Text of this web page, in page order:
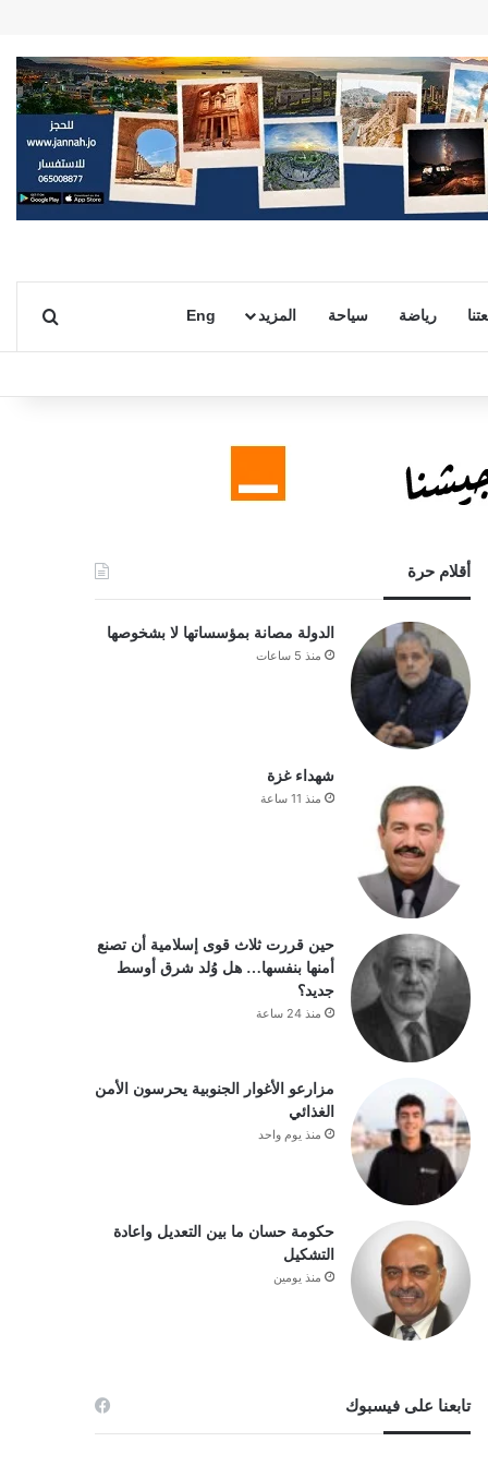
رياضة سياحة المزيد Eng بحث
أقلام حرة
الدولة مصانة بمؤسساتها لا بشخوصها
منذ 5 ساعات
شهداء غزة
منذ 11 ساعة
حين قررت ثلاث قوى إسلامية أن تصنع
أمنها بنفسها… هل وُلد شرق أوسط
جديد؟
منذ 24 ساعة
مزارعو الأغوار الجنوبية يحرسون الأمن
الغذائي
منذ يوم واحد
حكومة حسان ما بين التعديل واعادة
التشكيل
منذ يومين
تابعنا على فيسبوك